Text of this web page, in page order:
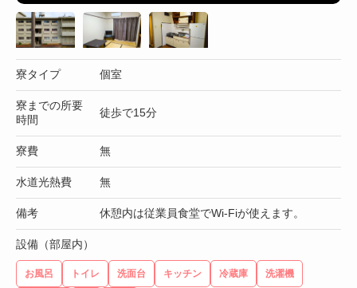
寮タイプ 個室
寮までの所要
時間
徒歩で15分
寮費 無
水道光熱費 無
備考 休憩内は従業員食堂でWi-Fiが使えます。
設備（部屋内）
お風呂 トイレ 洗面台 キッチン 冷蔵庫 洗濯機